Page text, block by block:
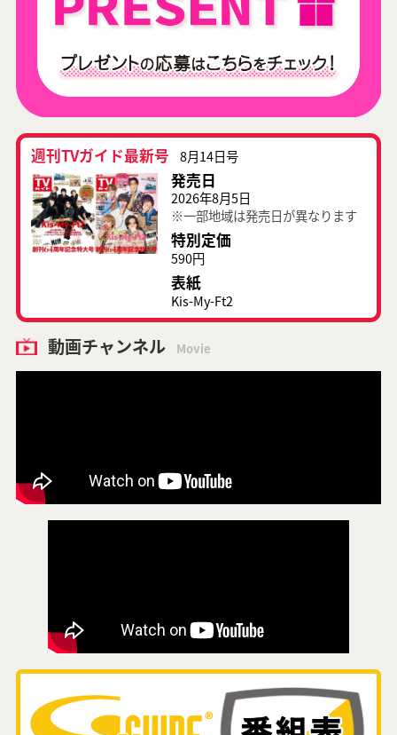
週刊TVガイド最新号 8月14日号
発売日
2026年8月5日
※一部地域は発売日が異なります
特別定価
590円
表紙
Kis-My-Ft2
動画チャンネル Movie